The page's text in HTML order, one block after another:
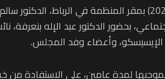
وقع المذكرة اليوم الأربعاء (18 سبتمبر 2024) بمقر
بحضور الدكتور عبد الإله بنعرفة،
الإيسيسكو، وأعضاء وفد المجلس.
لمدة عامين، على الاستفادة